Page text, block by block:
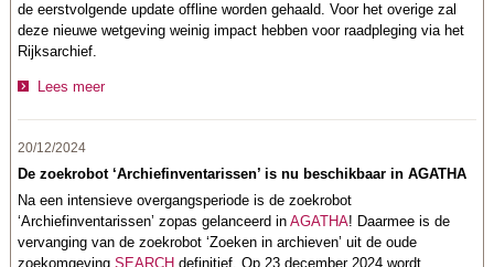
de eerstvolgende update offline worden gehaald. Voor het overige zal
deze nieuwe wetgeving weinig impact hebben voor raadpleging via het
Rijksarchief.
Lees meer
20/12/2024
De zoekrobot ‘Archiefinventarissen’ is nu beschikbaar in AGATHA
Na een intensieve overgangsperiode is de zoekrobot
‘Archiefinventarissen’ zopas gelanceerd inAGATHA! Daarmee is de
vervanging van de zoekrobot ‘Zoeken in archieven’ uit de oude
zoekomgevingSEARCH definitief. Op 23 december 2024 wordt